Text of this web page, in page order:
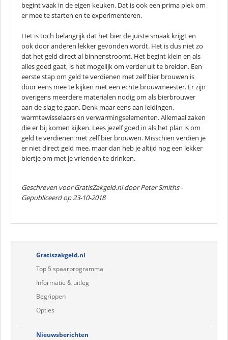
begint vaak in de eigen keuken. Dat is ook een prima plek om
er mee te starten en te experimenteren.
Het is toch belangrijk dat het bier de juiste smaak krijgt en
ook door anderen lekker gevonden wordt. Het is dus niet zo
dat het geld direct al binnenstroomt. Het begint klein en als
alles goed gaat, is het mogelijk om verder uit te breiden. Een
eerste stap om geld te verdienen met zelf bier brouwen is
door eens mee te kijken met een echte brouwmeester. Er zijn
overigens meerdere materialen nodig om als bierbrouwer
aan de slag te gaan. Denk maar eens aan leidingen,
warmtewisselaars en verwarmingselementen. Allemaal zaken
die er bij komen kijken. Lees jezelf goed in als het plan is om
geld te verdienen met zelf bier brouwen. Misschien verdien je
er niet direct geld mee, maar dan heb je altijd nog een lekker
biertje om met je vrienden te drinken.
Geschreven voor GratisZakgeld.nl doorPeter Smiths-
Gepubliceerd op 23-10-2018
Gratiszakgeld.nl
Top 5 spaarprogramma
Informatie & uitleg
Begrippen
Opties
Nieuwsberichten